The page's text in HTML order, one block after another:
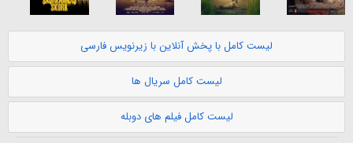
لیست کامل با پخش آنلاین با زیرنویس فارسی
لیست کامل سریال ها
لیست کامل فیلم های دوبله